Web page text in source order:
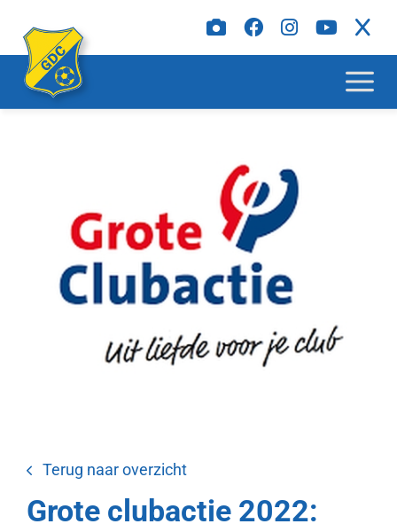
Terug naar overzicht
Grote clubactie 2022: